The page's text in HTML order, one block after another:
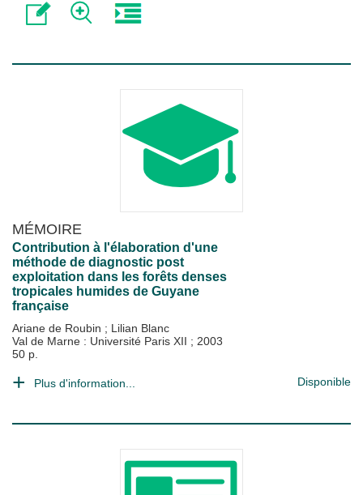
MÉMOIRE
Contribution à l'élaboration d'une
méthode de diagnostic post
exploitation dans les forêts denses
tropicales humides de Guyane
française
Ariane de Roubin ; Lilian Blanc
Val de Marne : Université Paris XII ; 2003
50 p.
Plus d'information... Disponible